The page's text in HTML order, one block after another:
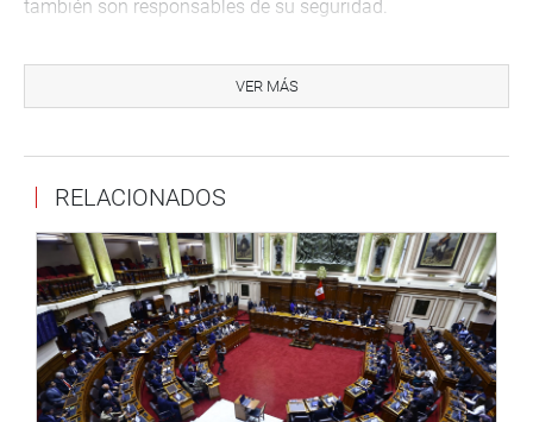
también son responsables de su seguridad.
avance del primer informe de la Comisión Especial
Multipartidaria de Impulso y Seguimiento del Proyecto
conocimiento y aportes.
En el documento se hace recomendaciones para atender
los servicios elementales como el agua; estudios iniciales
de las carreteras aledañas; y proyectos de conexión
ferroviaria entre Perú y Brasil, entre otros.
En la quinta sesión de la comisión fueron invitados
representantes de algunos sectores, vinculados con el
VER MÁS
RELACIONADOS